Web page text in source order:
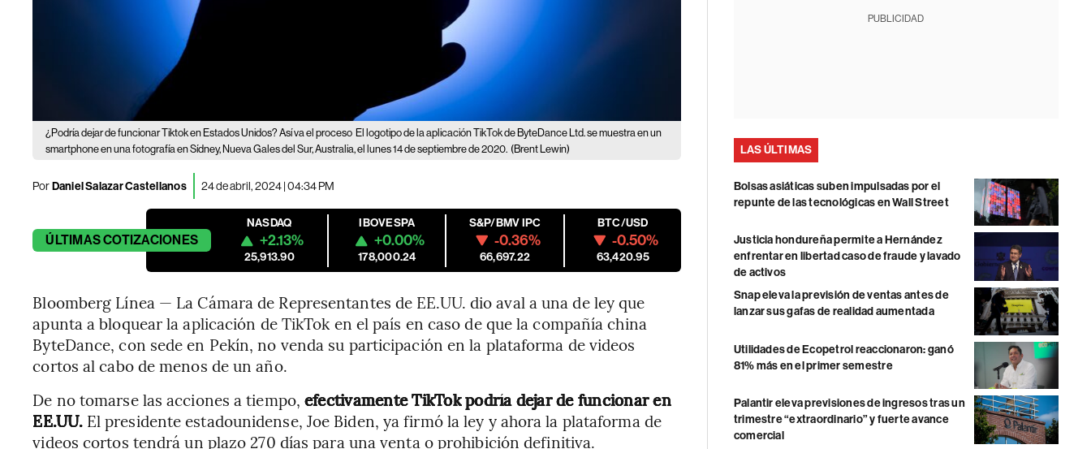
¿Podría dejar de funcionar Tiktok en Estados Unidos? Así va el proceso El logotipo de la aplicación TikTok de ByteDance Ltd. se muestra en un
smartphone en una fotografía en Sídney, Nueva Gales del Sur, Australia, el lunes 14 de septiembre de 2020. (Brent Lewin)
PorDaniel Salazar Castellanos 24 de abril, 2024 | 04:34 PM
ÚLTIMASCOTIZACIONES
NASDAQ
+2.13%
25,913.90
IBOVESPA
+0.00%
178,000.24
S&P/BMV IPC
-0.36%
66,697.22
BTC/USD
-0.50%
63,420.95
Bloomberg Línea — La Cámara de Representantes de EE.UU. dio aval a una de ley que
apunta a bloquear la aplicación de TikTok en el país en caso de que la compañía china
ByteDance, con sede en Pekín, no venda su participación en la plataforma de videos
cortos al cabo de menos de un año.
De no tomarse las acciones a tiempo,efectivamente TikTok podría dejar de funcionar en
EE.UU.El presidente estadounidense, Joe Biden, ya firmó la ley y ahora la plataforma de
videos cortos tendrá un plazo 270 días para una venta o prohibición definitiva.
PUBLICIDAD
LAS ÚLTIMAS
Bolsas asiáticas suben impulsadas por el
repunte de las tecnológicas en Wall Street
Justicia hondureña permite a Hernández
enfrentar en libertad caso de fraude y lavado
de activos
Snap eleva la previsión de ventas antes de
lanzar sus gafas de realidad aumentada
Utilidades de Ecopetrol reaccionaron: ganó
81% más en el primer semestre
Palantir eleva previsiones de ingresos tras un
trimestre “extraordinario” y fuerte avance
comercial